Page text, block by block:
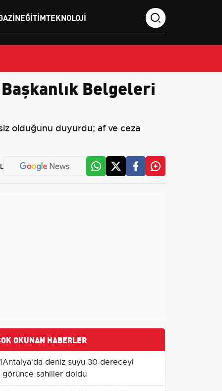
EĞITIMTEKNOLOJI
Belgeleri
olduğunu duyurdu; af ve ceza
OKUNAN HABERLER
1Antalya'da deniz suyu 30 dereceyi
görünce sahiller doldu